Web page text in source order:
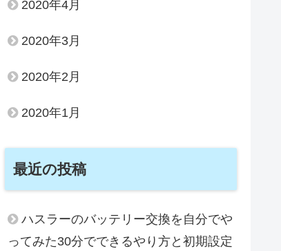
2020年4月
2020年3月
2020年2月
2020年1月
最近の投稿
ハスラーのバッテリー交換を自分でや
ってみた30分でできるやり方と初期設定